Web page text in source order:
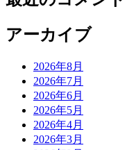
アーカイブ
2026年8月
2026年7月
2026年6月
2026年5月
2026年4月
2026年3月